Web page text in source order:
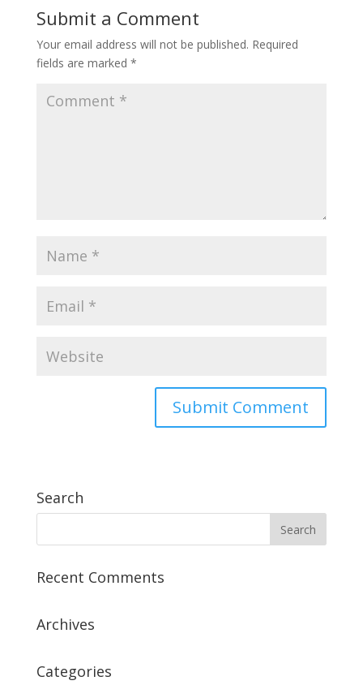
Submit a Comment
Your email address will not be published. Required
fields are marked *
Search
Recent Comments
Archives
Categories